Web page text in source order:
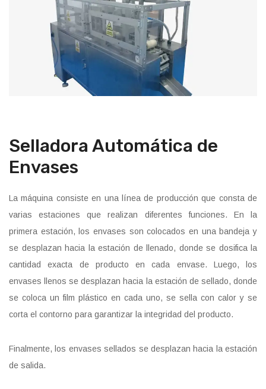
Selladora Automática de
Envases
La máquina consiste en una línea de producción que consta de
varias estaciones que realizan diferentes funciones. En la
primera estación, los envases son colocados en una bandeja y
se desplazan hacia la estación de llenado, donde se dosifica la
cantidad exacta de producto en cada envase. Luego, los
envases llenos se desplazan hacia la estación de sellado, donde
se coloca un film plástico en cada uno, se sella con calor y se
corta el contorno para garantizar la integridad del producto.
Finalmente, los envases sellados se desplazan hacia la estación
de salida.